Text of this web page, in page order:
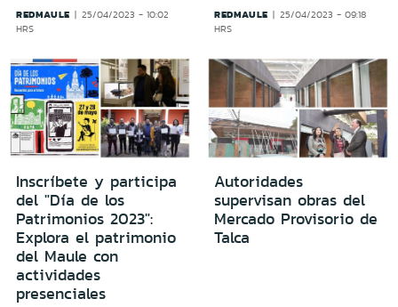
REDMAULE
25/04/2023 - 10:02
HRS
REDMAULE
25/04/2023 - 09:18
HRS
Inscríbete y participa
del "Día de los
Patrimonios 2023":
Explora el patrimonio
del Maule con
actividades
presenciales
Autoridades
supervisan obras del
Mercado Provisorio de
Talca